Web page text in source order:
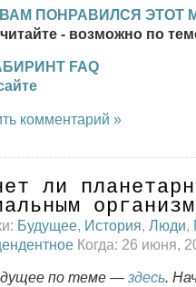
ПОНРАВИЛСЯ ЭТОТ
- возможно по
FAQ
комментарий »
ли
Будущее, История, Люди,
Когда: 26 июня,
по теме — здесь.